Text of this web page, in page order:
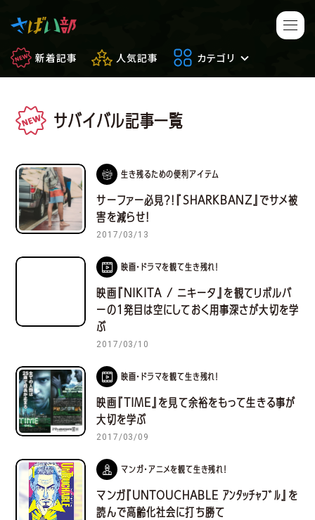
新着記事 人気記事 カテゴリ
マンガ・アニメ
ゲーム
もしもの場合 便利アイテム
サバイバルゲーム
フィールドレビュー
サバイバル記事一覧
生き残るための便利アイテム
サーファー必見？！『SHARKBANZ』でサメ被
害を減らせ！
2017/03/13
映画・ドラマを観て生き残れ！
映画『NIKITA / ニキータ』を観てリボルバ
ーの１発目は空にしておく用事深さが大切を学
ぶ
2017/03/10
映画・ドラマを観て生き残れ！
映画『TIME』を見て余裕をもって生きる事が
大切を学ぶ
2017/03/09
マンガ・アニメを観て生き残れ！
マンガ『UNTOUCHABLE ｱﾝﾀｯﾁｬﾌﾞﾙ』を
読んで高齢化社会に打ち勝て